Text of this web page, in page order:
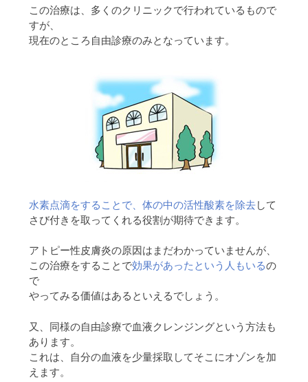
この治療は、多くのクリニックで行われているもので
すが、
現在のところ自由診療のみとなっています。
水素点滴をすることで、体の中の活性酸素を除去して
さび付きを取ってくれる役割が期待できます。
アトピー性皮膚炎の原因はまだわかっていませんが、
この治療をすることで効果があったという人もいるの
で
やってみる価値はあるといえるでしょう。
又、同様の自由診療で血液クレンジングという方法も
あります。
これは、自分の血液を少量採取してそこにオゾンを加
えます。